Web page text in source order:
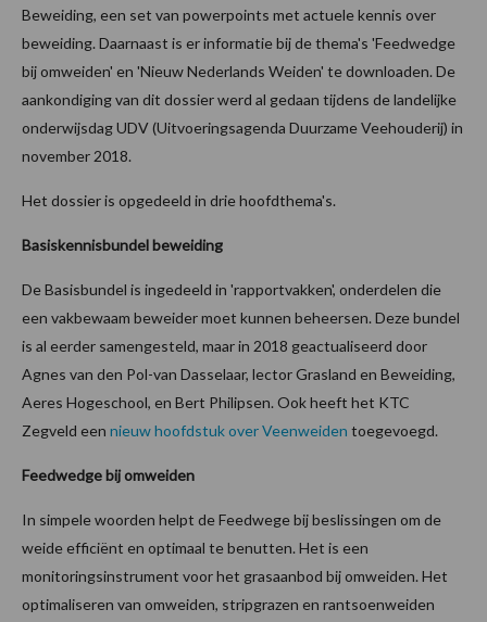
Beweiding, een set van powerpoints met actuele kennis over
beweiding. Daarnaast is er informatie bij de thema's 'Feedwedge
bij omweiden' en 'Nieuw Nederlands Weiden' te downloaden. De
aankondiging van dit dossier werd al gedaan tijdens de landelijke
onderwijsdag UDV (Uitvoeringsagenda Duurzame Veehouderij) in
november 2018.
Het dossier is opgedeeld in drie hoofdthema's.
Basiskennisbundel beweiding
De Basisbundel is ingedeeld in 'rapportvakken', onderdelen die
een vakbewaam beweider moet kunnen beheersen. Deze bundel
is al eerder samengesteld, maar in 2018 geactualiseerd door
Agnes van den Pol-van Dasselaar, lector Grasland en Beweiding,
Aeres Hogeschool, en Bert Philipsen. Ook heeft het KTC
Zegveld een nieuw hoofdstuk over Veenweiden toegevoegd.
Feedwedge bij omweiden
In simpele woorden helpt de Feedwege bij beslissingen om de
weide efficiënt en optimaal te benutten. Het is een
monitoringsinstrument voor het grasaanbod bij omweiden. Het
optimaliseren van omweiden, stripgrazen en rantsoenweiden